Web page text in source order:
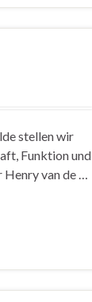
stellen wir
Funktion und
Henry van de …